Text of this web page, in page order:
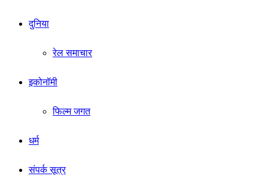
दुनिया
रेल समाचार
इकोनॉमी
फिल्म जगत
धर्म
संपर्क सूत्र